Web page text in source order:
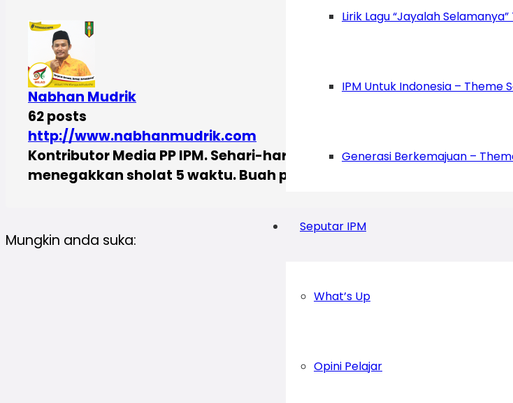
Lirik Lagu “Jayalah
IPM Untuk Indonesia – Theme
Generasi Berkemajuan –
Seputar IPM
What’s Up
Opini Pelajar
Nabhan Mudrik
62 posts
http://www.nabhanmudrik.com
Kontributor Media PP IPM. Sehari-hari tinggal di Yogyakarta.
menegakkan sholat 5 waktu. Buah pikiran bisa dibaca website
Mungkin anda suka: